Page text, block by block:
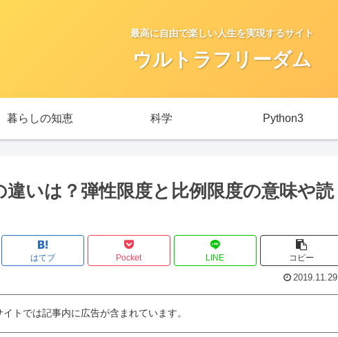
最高に自由で楽しい人生を実現するサイト
ウルトラフリーダム
暮らしの知恵 科学 Python3
いは？弾性限度と比例限度の意味や読
はてブ Pocket LINE コピー
2019.11.29
イトでは記事内に広告が含まれています。